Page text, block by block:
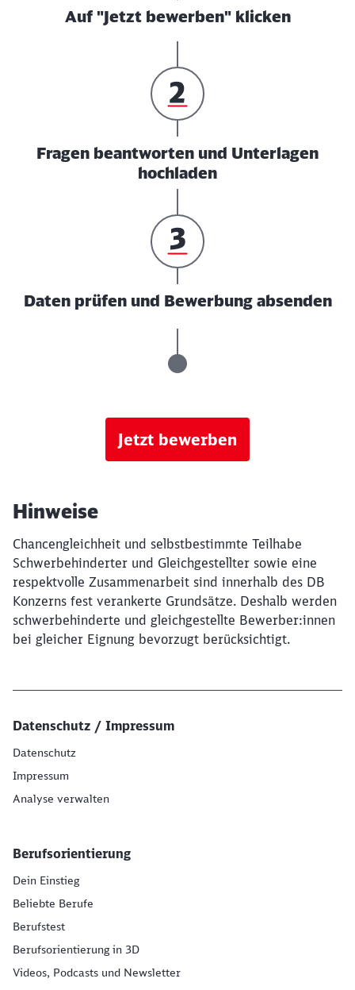
Auf "Jetzt bewerben" klicken
Fragen beantworten und Unterlagen
hochladen
Daten prüfen und Bewerbung absenden
Jetzt bewerben
Hinweise
Chancengleichheit und selbstbestimmte Teilhabe
Schwerbehinderter und Gleichgestellter sowie eine
respektvolle Zusammenarbeit sind innerhalb des DB
Konzerns fest verankerte Grundsätze. Deshalb werden
schwerbehinderte und gleichgestellte Bewerber:innen
bei gleicher Eignung bevorzugt berücksichtigt.
Datenschutz / Impressum
Datenschutz
Impressum
Analyse verwalten
Berufsorientierung
Dein Einstieg
Beliebte Berufe
Berufstest
Berufsorientierung in 3D
Videos, Podcasts und Newsletter